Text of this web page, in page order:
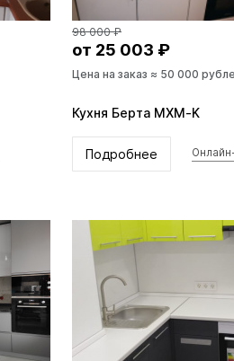
98 000 ₽
от 25 003 ₽
Цена на заказ ≈ 50 000
Кухня Берта MXM-K
Подробнее